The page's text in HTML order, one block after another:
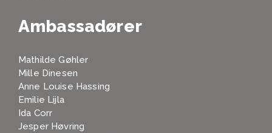
Ambassadører
Mathilde Gøhler
Mille Dinesen
Anne Louise Hassing
Emilie Lijla
Ida Corr
Jesper Høvring